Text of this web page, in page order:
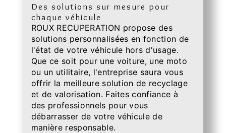
Des solutions sur mesure pour
chaque véhicule
ROUX RECUPERATION propose des
solutions personnalisées en fonction de
l'état de votre véhicule hors d'usage.
Que ce soit pour une voiture, une moto
ou un utilitaire, l'entreprise saura vous
offrir la meilleure solution de recyclage
et de valorisation. Faites confiance à
des professionnels pour vous
débarrasser de votre véhicule de
manière responsable.